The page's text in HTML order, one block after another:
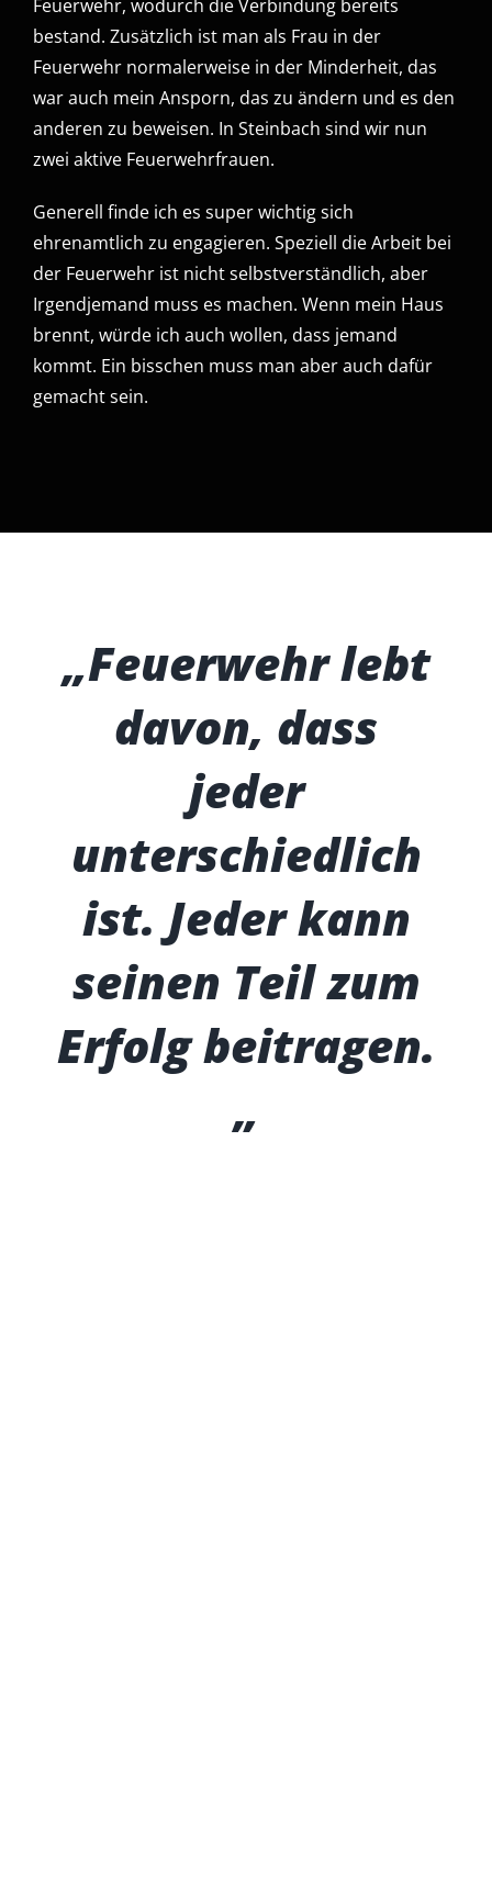
Feuerwehr, wodurch die Verbindung bereits
bestand. Zusätzlich ist man als Frau in der
Feuerwehr normalerweise in der Minderheit, das
war auch mein Ansporn, das zu ändern und es den
anderen zu beweisen. In Steinbach sind wir nun
zwei aktive Feuerwehrfrauen.
Generell finde ich es super wichtig sich
ehrenamtlich zu engagieren. Speziell die Arbeit bei
der Feuerwehr ist nicht selbstverständlich, aber
Irgendjemand muss es machen. Wenn mein Haus
brennt, würde ich auch wollen, dass jemand
kommt. Ein bisschen muss man aber auch dafür
gemacht sein.
„Feuerwehr lebt
davon, dass
jeder
unterschiedlich
ist. Jeder kann
seinen Teil zum
Erfolg beitragen.
„